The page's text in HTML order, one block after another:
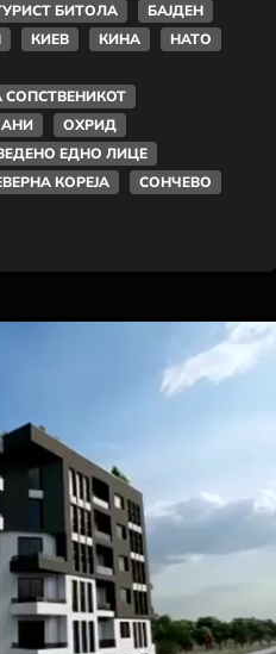
БИТОЛА
БАЈДЕН
КИЕВ КИНА
НАТО
СОПСТВЕНИКОТ
ОХРИД
ЕДНО ЛИЦЕ
КОРЕЈА
СОНЧЕВО